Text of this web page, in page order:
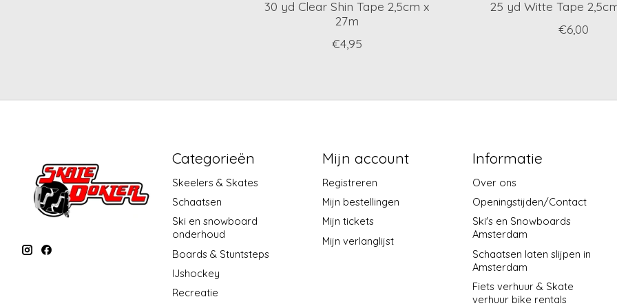
30 yd Clear Shin Tape 2,5cm x
27m
€4,95
25 yd Witte Tape
€6,00
Categorieën
Skeelers & Skates
Schaatsen
Ski en snowboard
onderhoud
Boards & Stuntsteps
IJshockey
Recreatie
Mijn account
Registreren
Mijn bestellingen
Mijn tickets
Mijn verlanglijst
Informatie
Over ons
Openingstijden/Contact
Ski's en Snowboards
Amsterdam
Schaatsen laten slijpen in
Amsterdam
Fiets verhuur & Skate
verhuur bike rentals